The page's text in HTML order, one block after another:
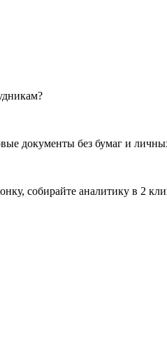
документы без бумаг и
собирайте аналитику в 2